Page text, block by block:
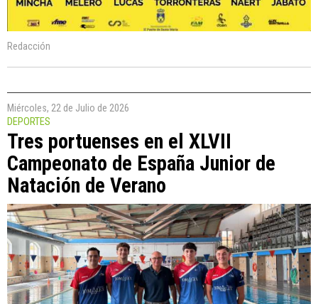
Redacción
Miércoles, 22 de Julio de 2026
DEPORTES
Tres portuenses en el XLVII
Campeonato de España Junior de
Natación de Verano